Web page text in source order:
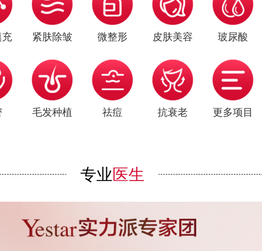
充 紧肤除皱 微整形 皮肤美容 玻尿酸
毛发种植 祛痘 抗衰老 更多项目
专业医生